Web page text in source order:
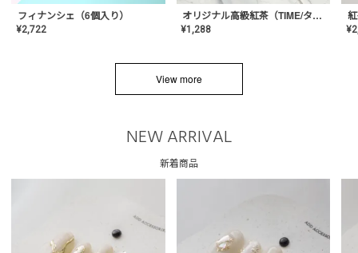
フィナンシェ（6個入り）
¥2,722
オリジナル高級紅茶（TIME/タイム）【ギフト/プチギフト/プレゼント/内祝い/結婚式/オリジナル配合/高品質/ハーブティー/茶葉/記念日/お返し/手土産/美容/おしゃれ】
¥1,288 ¥
View more
NEW ARRIVAL
新着商品